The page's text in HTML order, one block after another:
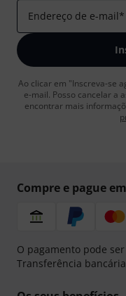
Endereço de e-mail*
Ao clicar em "Inscreva-se
e-mail. Posso cancelar a
encontrar mais
Compre e pague
O pagamento pode
Transferência